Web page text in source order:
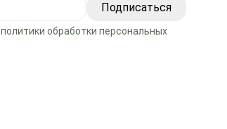
политики обработки персональных